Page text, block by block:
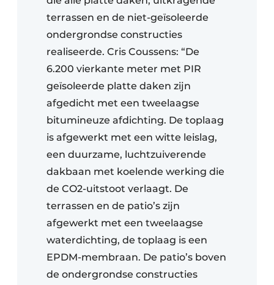
terrassen en de niet-geïsoleerde
ondergrondse constructies
realiseerde. Cris Coussens: “De
6.200 vierkante meter met PIR
geïsoleerde platte daken zijn
afgedicht met een tweelaagse
bitumineuze afdichting. De toplaag
is afgewerkt met een witte leislag,
een duurzame, luchtzuiverende
dakbaan met koelende werking die
de CO2-uitstoot verlaagt. De
terrassen en de patio’s zijn
afgewerkt met een tweelaagse
waterdichting, de toplaag is een
EPDM-membraan. De patio’s boven
de ondergrondse constructies